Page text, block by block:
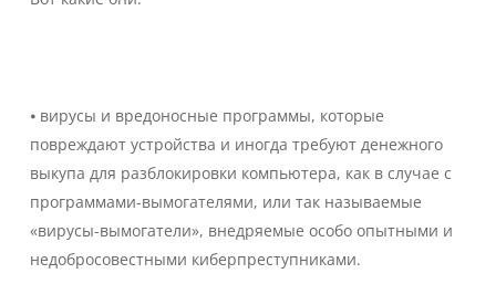
⦁ вирусы и вредоносные программы, которые
повреждают устройства и иногда требуют денежного
выкупа для разблокировки компьютера, как в случае с
программами-вымогателями, или так называемые
«вирусы-вымогатели», внедряемые особо опытными и
недобросовестными киберпреступниками.